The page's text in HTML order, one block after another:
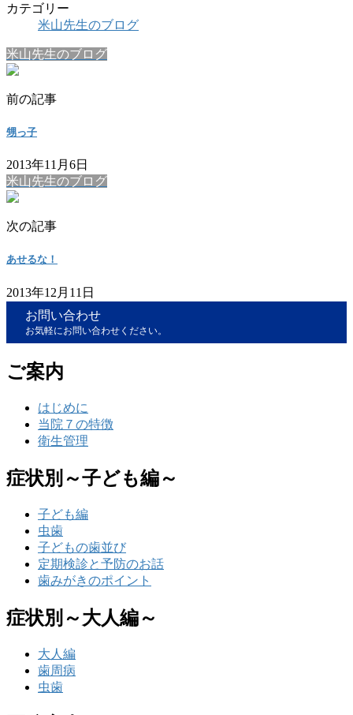
カテゴリー
米山先生のブログ
米山先生のブログ
前の記事
甥っ子
2013年11月6日
米山先生のブログ
次の記事
あせるな！
2013年12月11日
お問い合わせ
お気軽にお問い合わせください。
ご案内
はじめに
当院７の特徴
衛生管理
症状別～子ども編～
子ども編
虫歯
子どもの歯並び
定期検診と予防のお話
歯みがきのポイント
症状別～大人編～
大人編
歯周病
虫歯